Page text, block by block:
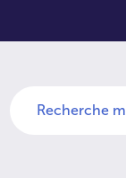
Recherche